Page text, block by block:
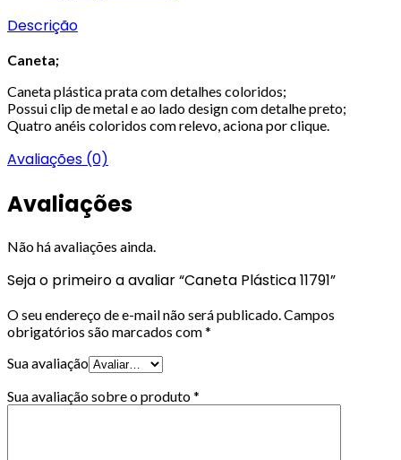
Descrição
Caneta;
Caneta plástica prata com detalhes coloridos;
Possui clip de metal e ao lado design com detalhe preto;
Quatro anéis coloridos com relevo, aciona por clique.
Avaliações (0)
Avaliações
Não há avaliações ainda.
Seja o primeiro a avaliar “Caneta Plástica 11791”
O seu endereço de e-mail não será publicado. Campos
obrigatórios são marcados com*
Sua avaliação
Sua avaliação sobre o produto*